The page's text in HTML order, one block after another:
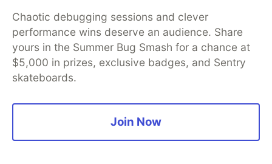
Chaotic debugging sessions and clever
performance wins deserve an audience. Share
yours in the Summer Bug Smash for a chance at
$5,000 in prizes, exclusive badges, and Sentry
skateboards.
Join Now
DEV Community— A space to discuss and keep up software
development and manage your software career
Home
Organization Accounts
DEV Showcase About
Contact
Free Postgres Database
Privacy Policy
Built onForem— theopen sourcesoftware that powersDEV